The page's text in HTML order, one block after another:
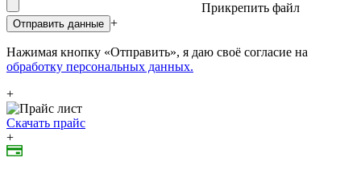
Прикрепить файл
Отправить данные +
Нажимая кнопку «Отправить», я даю своё согласие на
обработку персональных данных.
+
Скачать прайс
+